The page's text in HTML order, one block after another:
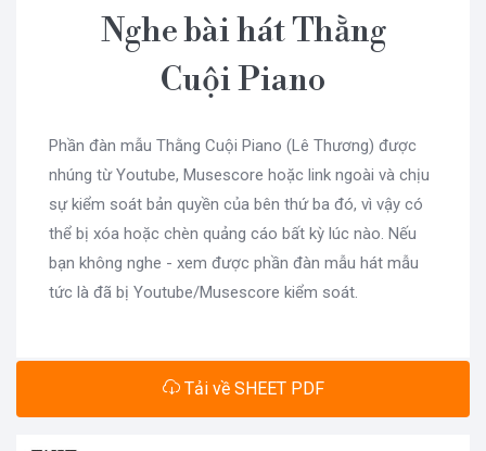
Nghe bài hát Thằng
Cuội Piano
Phần đàn mẫu Thằng Cuội Piano (Lê Thương) được
nhúng từ Youtube, Musescore hoặc link ngoài và chịu
sự kiểm soát bản quyền của bên thứ ba đó, vì vậy có
thể bị xóa hoặc chèn quảng cáo bất kỳ lúc nào. Nếu
bạn không nghe - xem được phần đàn mẫu hát mẫu
tức là đã bị Youtube/Musescore kiểm soát.
Tải về SHEET PDF